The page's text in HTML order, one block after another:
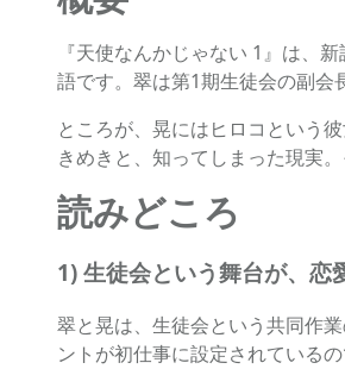
『天使なんかじゃない 1』は、
語です。翠は第1期生徒会の副会
ところが、晃にはヒロコという
きめきと、知ってしまった現実
読みどころ
1) 生徒会という舞台が、恋
翠と晃は、生徒会という共同作
ントが初仕事に設定されている